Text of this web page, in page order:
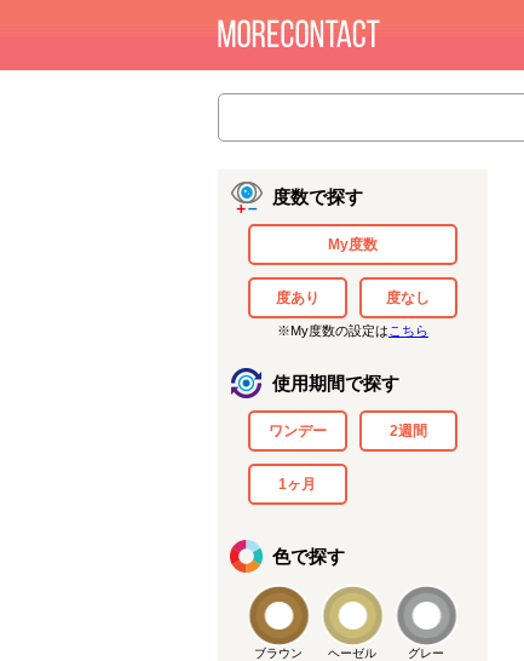
度数で探す
My度数
度あり 度なし
※My度数の設定は こちら
使用期間で探す
ワンデー 2週間
1ヶ月
色で探す
ブラウン ヘーゼル グレー